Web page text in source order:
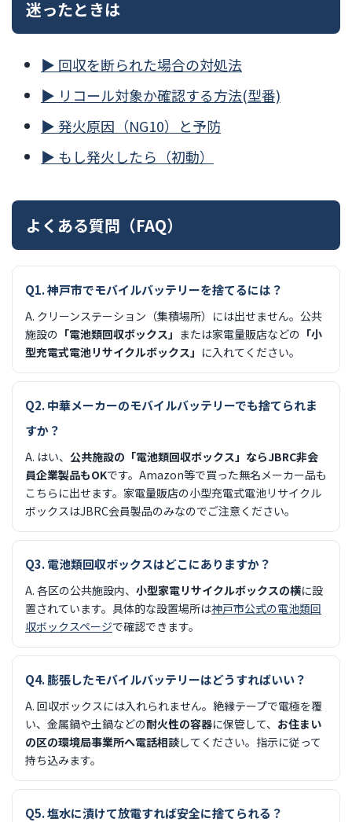
迷ったときは
▶ 回収を断られた場合の対処法
▶ リコール対象か確認する方法(型番)
▶ 発火原因（NG10）と予防
▶ もし発火したら（初動）
よくある質問（FAQ）
Q1. 神戸市でモバイルバッテリーを捨てるには？
A. クリーンステーション（集積場所）には出せません。公共
施設の 「電池類回収ボックス」 または家電量販店などの 「小
型充電式電池リサイクルボックス」 に入れてください。
Q2. 中華メーカーのモバイルバッテリーでも捨てられま
すか？
A. はい、 公共施設の「電池類回収ボックス」ならJBRC非会
員企業製品もOKです。Amazon等で買った無名メーカー品も
こちらに出せます。家電量販店の小型充電式電池リサイクル
ボックスはJBRC会員製品のみなのでご注意ください。
Q3. 電池類回収ボックスはどこにありますか？
A. 各区の公共施設内、 小型家電リサイクルボックスの横に設
置されています。具体的な設置場所は神戸市公式の電池類回
収ボックスページで確認できます。
Q4. 膨張したモバイルバッテリーはどうすればいい？
A. 回収ボックスには入れられません。絶縁テープで電極を覆
い、金属鍋や土鍋などの耐火性の容器に保管して、 お住まい
の区の環境局事業所へ電話相談してください。指示に従って
持ち込みます。
Q5. 塩水に漬けて放電すれば安全に捨てられる？